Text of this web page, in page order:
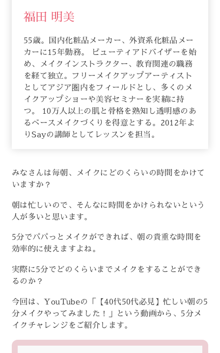
福田 明美
55歳。国内化粧品メーカー、外資系化粧品メー
カーに15年勤務。 ビューティアドバイザーを始
め、メイクインストラクター、教育関連の職務
を経て独立。フリーメイクアップアーティスト
としてアジア圏内をフィールドとし、多くのメ
イクアップショーや美容セミナーを実績に持
つ。 10万人以上の肌と骨格を熟知し透明感のあ
るベースメイクづくりを得意とする。2012年よ
りSayの講師としてレッスンを担当。
みなさんは毎朝、メイクにどのくらいの時間をかけて
いますか？
朝は忙しいので、そんなに時間をかけられないという
人が多いと思います。
5分でパパっとメイクができれば、朝の貴重な時間を
効率的に使えますよね。
実際に5分でどのくらいまでメイクをすることができ
るのか？
今回は、YouTubeの「【40代50代必見】忙しい朝の5
分メイクやってみました！」という動画から、5分メ
イクチャレンジをご紹介します。